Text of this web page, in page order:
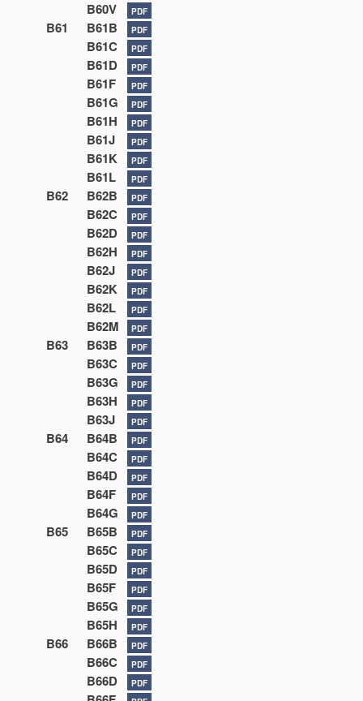
B60V PDF
B61 B61B PDF
B61C PDF
B61D PDF
B61F PDF
B61G PDF
B61H PDF
B61J PDF
B61K PDF
B61L PDF
B62 B62B PDF
B62C PDF
B62D PDF
B62H PDF
B62J PDF
B62K PDF
B62L PDF
B62M PDF
B63 B63B PDF
B63C PDF
B63G PDF
B63H PDF
B63J PDF
B64 B64B PDF
B64C PDF
B64D PDF
B64F PDF
B64G PDF
B65 B65B PDF
B65C PDF
B65D PDF
B65F PDF
B65G PDF
B65H PDF
B66 B66B PDF
B66C PDF
B66D PDF